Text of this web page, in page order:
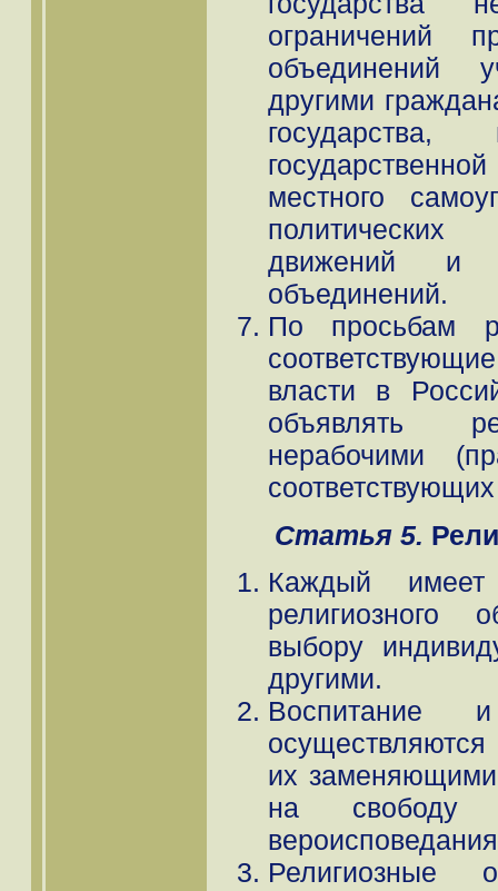
ограничений
объединений
другими
местного
политических
движений и
объединений.
По просьбам
власти в
объявлять
нерабочими
Статья 5.
Каждый
религиозного
выбору
другими.
Воспитание
их
на свободу
Религиозные